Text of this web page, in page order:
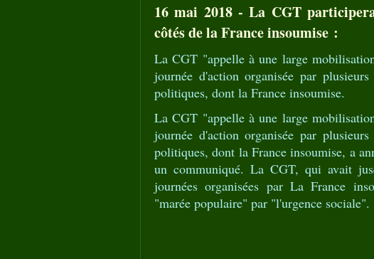
16 mai 2018 - La CGT
côtés de la France insoumise :
La CGT "appelle à une large
journée d'action organisée par
politiques, dont la France insoumise.
La CGT "appelle à une large
journée d'action organisée par
politiques, dont la France insoumise, a
un communiqué. La CGT, qui avait
journées organisées par La France
"marée populaire" par "l'urgence sociale".